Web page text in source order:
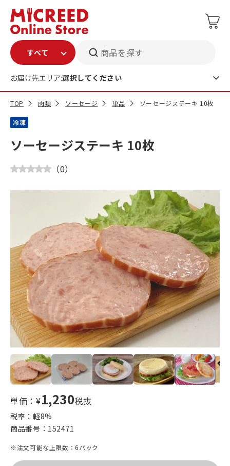
商品を探す
お届け先エリア:選択してください
TOP 肉類 ソーセージ 単品 ソーセージステーキ 10枚
冷凍
ソーセージステーキ 10枚
（0）
単価：¥1,230税抜
税率：軽8%
商品番号： 152471
※注文可能な上限数：6パック